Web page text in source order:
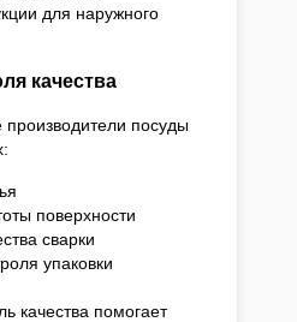
для наружного
качества
посуды
поверхности
сварки
упаковки
качества помогает